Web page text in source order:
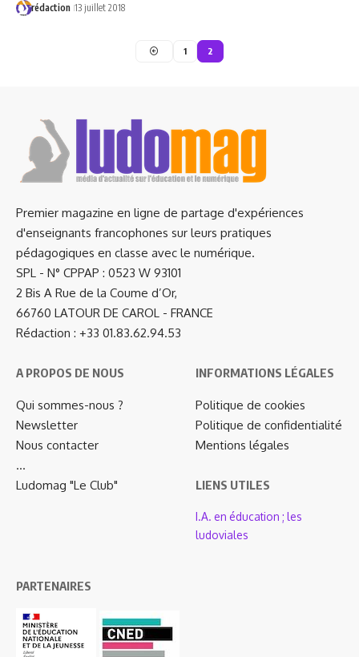
rédaction 13 juillet 2018
1 2
Premier magazine en ligne de partage d'expériences
d'enseignants francophones sur leurs pratiques
pédagogiques en classe avec le numérique.
SPL - N° CPPAP : 0523 W 93101
2 Bis A Rue de la Coume d’Or,
66760 LATOUR DE CAROL - FRANCE
Rédaction : +33 01.83.62.94.53
A PROPOS DE NOUS
Qui sommes-nous ?
Newsletter
Nous contacter
…
Ludomag "Le Club"
INFORMATIONS LÉGALES
Politique de cookies
Politique de confidentialité
Mentions légales
LIENS UTILES
I.A. en éducation ; les
ludoviales
PARTENAIRES